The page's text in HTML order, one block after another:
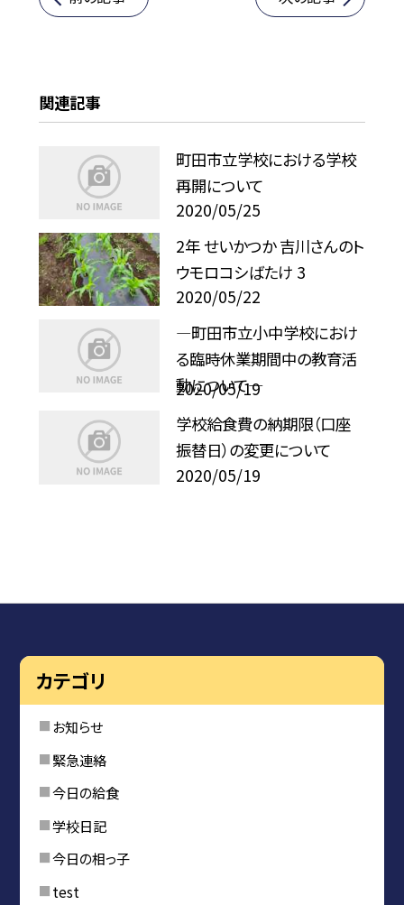
関連記事
町田市立学校における学校
再開について
2020/05/25
2年 せいかつか 吉川さんのト
ウモロコシばたけ 3
2020/05/22
—町田市立小中学校におけ
る臨時休業期間中の教育活
動について—
2020/05/19
学校給食費の納期限（口座
振替日）の変更について
2020/05/19
カテゴリ
お知らせ
緊急連絡
今日の給食
学校日記
今日の相っ子
test